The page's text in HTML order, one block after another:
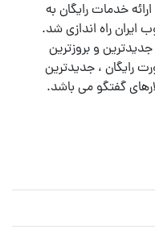
سال ۱۳۸۶ با هدف ارائه خدمات رایگان به
ایران راه اندازی شد.
و بروزترین
رایگان ، جدیدترین
گفتگو می باشد.